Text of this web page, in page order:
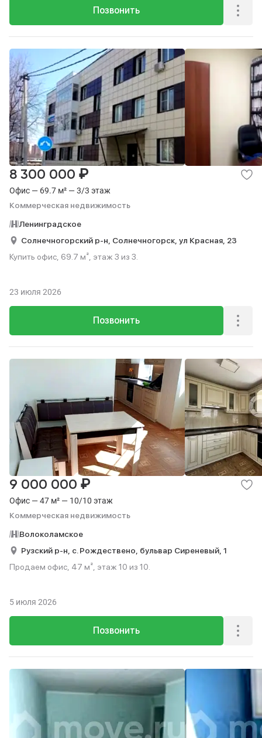
Позвонить
Офис — 69.7 м² — 3/3 этаж
Коммерческая недвижимость
8 300 000 ₽
Ленинградское
Солнечногорский р-н, Солнечногорск, ул Красная, 23
Купить офис, 69.7 м², этаж 3 из 3.
Позвонить
23 июля 2026
Офис — 47 м² — 10/10 этаж
Коммерческая недвижимость
9 000 000 ₽
Волоколамское
Рузский р-н, с. Рождествено, бульвар Сиреневый, 1
Продаем офис, 47 м², этаж 10 из 10.
Позвонить
5 июля 2026